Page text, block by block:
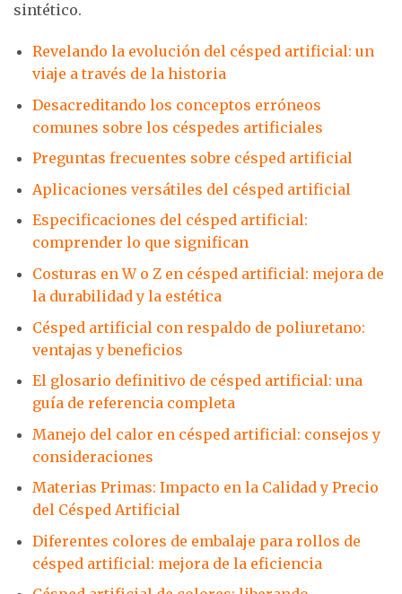
sintético.
Revelando la evolución del césped artificial: un
viaje a través de la historia
Desacreditando los conceptos erróneos
comunes sobre los céspedes artificiales
Preguntas frecuentes sobre césped artificial
Aplicaciones versátiles del césped artificial
Especificaciones del césped artificial:
comprender lo que significan
Costuras en W o Z en césped artificial: mejora de
la durabilidad y la estética
Césped artificial con respaldo de poliuretano:
ventajas y beneficios
El glosario definitivo de césped artificial: una
guía de referencia completa
Manejo del calor en césped artificial: consejos y
consideraciones
Materias Primas: Impacto en la Calidad y Precio
del Césped Artificial
Diferentes colores de embalaje para rollos de
césped artificial: mejora de la eficiencia